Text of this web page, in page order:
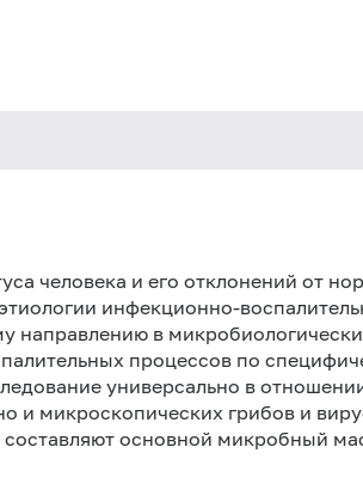
человека и его отклонений от
инфекционно-
направлению в
процессов по
универсально в
и микроскопических грибов и
основной микробный